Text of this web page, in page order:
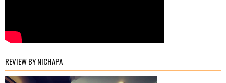
REVIEW BY NICHAPA